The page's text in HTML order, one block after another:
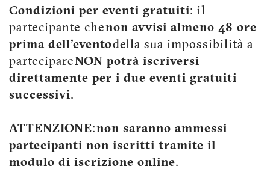
Condizioni per eventi gratuiti: il
partecipante chenon avvisi almeno 48 ore
prima dell'eventodella sua impossibilità a
partecipareNON potrà iscriversi
direttamente per i due eventi gratuiti
successivi.
ATTENZIONE:non saranno ammessi
partecipanti non iscritti tramite il
modulo di iscrizione online.